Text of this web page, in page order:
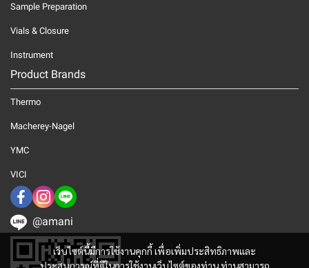
เว็บไซต์นี้มีการใช้งานคุกกี้ เพื่อเพิ่มประสิทธิภาพและ
ประสบการณ์ที่ดีในการใช้งานเว็บไซต์ของท่าน ท่านสามารถ
Sample Preparation
Vials & Closure
Instrument
Product Brands
Thermo
Macherey-Nagel
YMC
VICI
@amani